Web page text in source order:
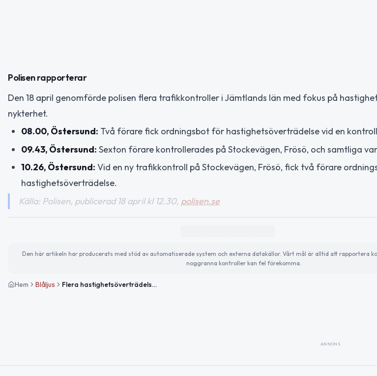
Polisen rapporterar
Den 18 april genomförde polisen flera trafikkontroller i Jämtlands län med fokus på
nykterhet.
08.00, Östersund: Två förare fick ordningsbot för hastighetsöverträdelse vid en
09.43, Östersund: Sexton förare kontrollerades på Stockevägen, Frösö, och samtliga
10.26, Östersund: Vid en ny trafikkontroll på Stockevägen, Frösö, fick två förare
hastighetsöverträdelse.
Källa: Polisen, publicerad 18 april kl 12.30, polisen.se
Den här artikeln har producerats med stöd av automatiserade system och externa datakällor. Vårt mål är alltid att rapportera
noggranna kontroller kan fel förekomma.
Hem Blåljus Flera hastighetsöverträdelser upptäckta vid trafikkontroller i Östersund
ANNONS